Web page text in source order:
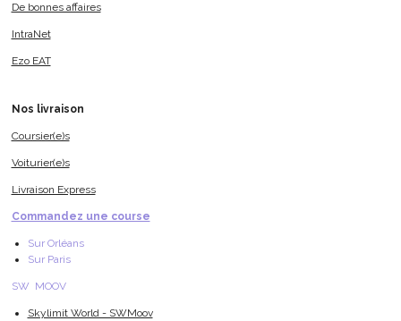
De bonnes affaires
IntraNet
Ezo EAT
Nos livraison
Coursier(e)s
Voiturier(e)s
Livraison Express
Commandez une course
Sur Orléans
Sur Paris
SW MOOV
Skylimit World - SWMoov